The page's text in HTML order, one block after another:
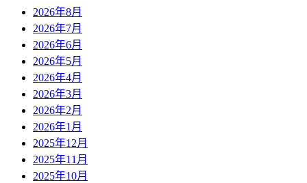
2026年8月
2026年7月
2026年6月
2026年5月
2026年4月
2026年3月
2026年2月
2026年1月
2025年12月
2025年11月
2025年10月